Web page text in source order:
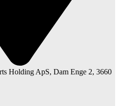
Holding ApS, Dam Enge 2, 3660